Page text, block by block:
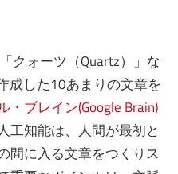
クォーツ（Quartz）」な
成した10あまりの文章を
・ブレイン(Google Brain)
工知能は、人間が最初と
間に入る文章をつくりス